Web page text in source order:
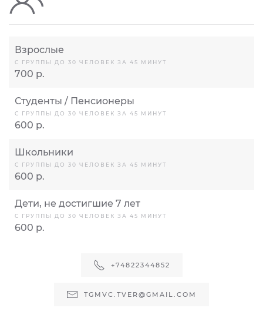
Взрослые
С ГРУППЫ ДО 30 ЧЕЛОВЕК ЗА 45 МИНУТ
700 р.
Студенты / Пенсионеры
С ГРУППЫ ДО 30 ЧЕЛОВЕК ЗА 45 МИНУТ
600 р.
Школьники
С ГРУППЫ ДО 30 ЧЕЛОВЕК ЗА 45 МИНУТ
600 р.
Дети, не достигшие 7 лет
С ГРУППЫ ДО 30 ЧЕЛОВЕК ЗА 45 МИНУТ
600 р.
+74822344852
TGMVC.TVER@GMAIL.COM